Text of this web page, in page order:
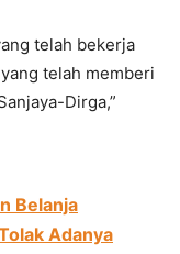
telah bekerja
telah memberi
Dirga,”
Belanja
Adanya